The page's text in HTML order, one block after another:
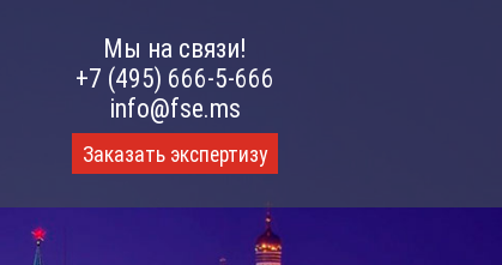
Мы на связи!
+7 (495) 666-5-666
info@fse.ms
Заказать экспертизу